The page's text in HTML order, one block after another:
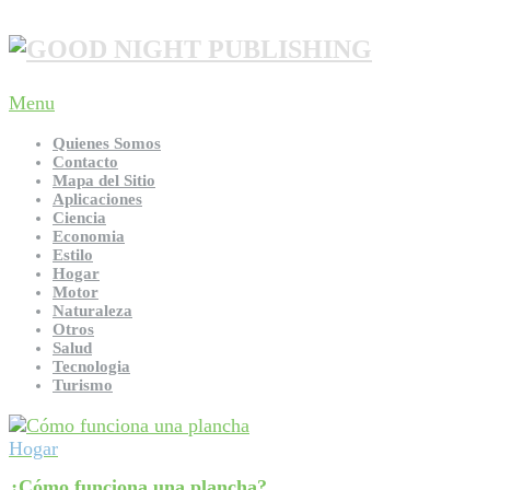
Menu
Quienes Somos
Contacto
Mapa del Sitio
Aplicaciones
Ciencia
Economia
Estilo
Hogar
Motor
Naturaleza
Otros
Salud
Tecnologia
Turismo
Hogar